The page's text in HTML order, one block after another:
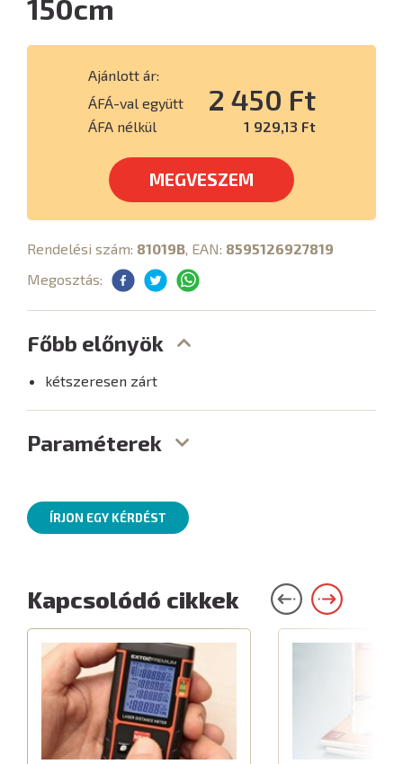
150cm
Ajánlott ár:
ÁFÁ-val együtt
2 450 Ft
ÁFA nélkül 1 929,13 Ft
MEGVESZEM
Rendelési szám: 81019B, EAN: 8595126927819
Megosztás:
Főbb előnyök
kétszeresen zárt
Paraméterek
ÍRJON EGY KÉRDÉST
Kapcsolódó cikkek